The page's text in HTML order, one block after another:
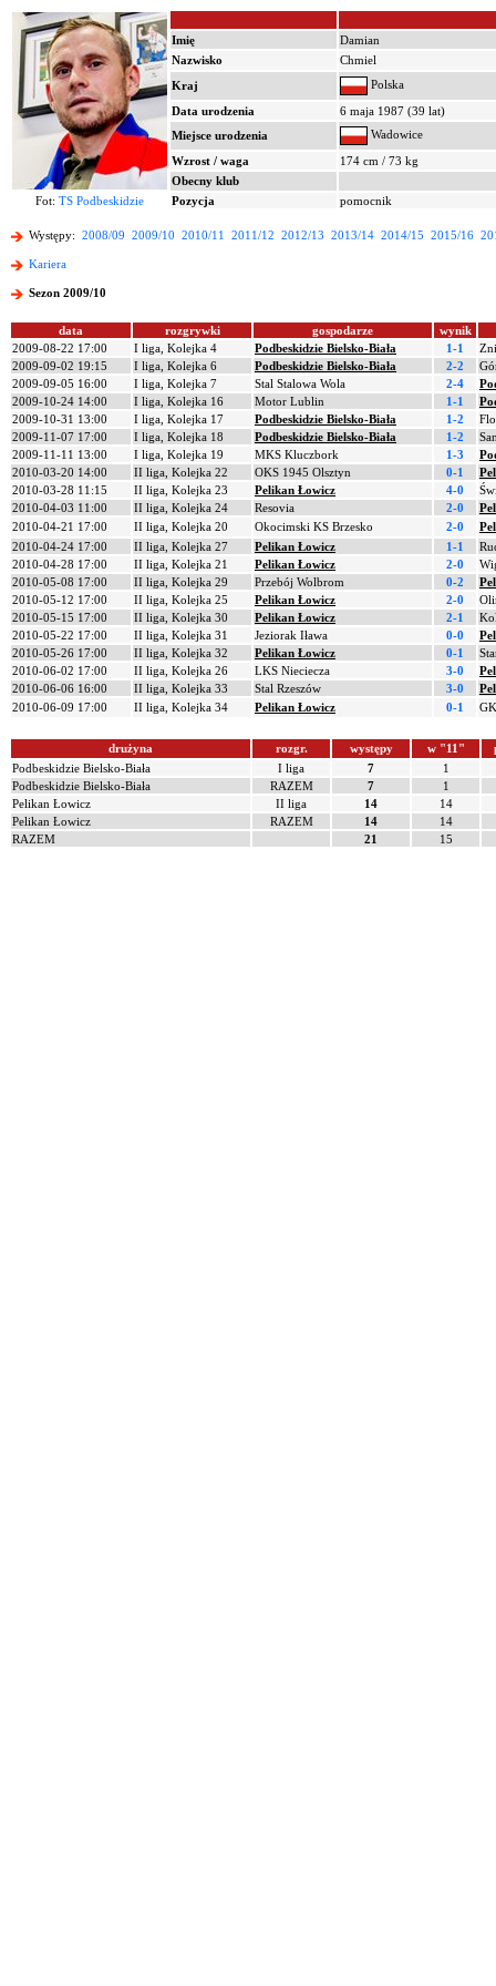
Imię
Damian
Nazwisko
Chmiel
Kraj
Polska
Data urodzenia
6 maja 1987 (39 lat)
Miejsce urodzenia
Wadowice
Wzrost / waga
174 cm / 73 kg
Obecny klub
Fot: TS Podbeskidzie Pozycja pomocnik
Występy: 2008/09 2009/10 2010/11 2011/12 2012/13 2013/14 2014/15 2015/16
Kariera
Sezon 2009/10
data rozgrywki gospodarze
wynik
2009-08-22 17:00
I liga, Kolejka 4 Podbeskidzie Bielsko-Biała 1-1
2009-09-02 19:15
I liga, Kolejka 6 Podbeskidzie Bielsko-Biała 2-2
2009-09-05 16:00
I liga, Kolejka 7 Stal Stalowa Wola 2-4
2009-10-24 14:00
I liga, Kolejka 16 Motor Lublin 1-1
2009-10-31 13:00
I liga, Kolejka 17 Podbeskidzie Bielsko-Biała 1-2
2009-11-07 17:00
I liga, Kolejka 18 Podbeskidzie Bielsko-Biała 1-2
2009-11-11 13:00
I liga, Kolejka 19 MKS Kluczbork 1-3
2010-03-20 14:00
II liga, Kolejka 22 OKS 1945 Olsztyn 0-1
2010-03-28 11:15
II liga, Kolejka 23 Pelikan Łowicz 4-0
2010-04-03 11:00
II liga, Kolejka 24 Resovia 2-0
2010-04-21 17:00
II liga, Kolejka 20 Okocimski KS Brzesko 2-0
2010-04-24 17:00
II liga, Kolejka 27 Pelikan Łowicz 1-1
2010-04-28 17:00
II liga, Kolejka 21 Pelikan Łowicz 2-0
2010-05-08 17:00
II liga, Kolejka 29 Przebój Wolbrom 0-2
2010-05-12 17:00
II liga, Kolejka 25 Pelikan Łowicz 2-0
2010-05-15 17:00
II liga, Kolejka 30 Pelikan Łowicz 2-1
2010-05-22 17:00
II liga, Kolejka 31 Jeziorak Iława 0-0
2010-05-26 17:00
II liga, Kolejka 32 Pelikan Łowicz 0-1
2010-06-02 17:00
II liga, Kolejka 26 LKS Nieciecza 3-0
2010-06-06 16:00
II liga, Kolejka 33 Stal Rzeszów 3-0
2010-06-09 17:00
II liga, Kolejka 34 Pelikan Łowicz 0-1
drużyna rozgr. występy w "11"
Podbeskidzie Bielsko-Biała
I liga 7
1
Podbeskidzie Bielsko-Biała
RAZEM 7
1
Pelikan Łowicz
II liga 14
14
Pelikan Łowicz
RAZEM 14
14
RAZEM
21 15